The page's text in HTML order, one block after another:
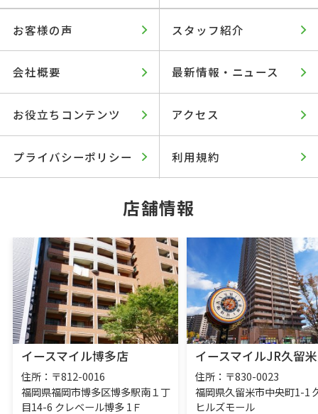
お客様の声 スタッフ紹介
会社概要 最新情報・ニュース
お役立ちコンテンツ アクセス
プライバシーポリシー 利用規約
店舗情報
イースマイル博多店
住所：〒812-0016
福岡県福岡市博多区博多駅南１丁
目14-6 クレベール博多 1Ｆ
イースマイルJR久留
住所：〒830-0023
福岡県久留米市中央町1-1
ヒルズモール